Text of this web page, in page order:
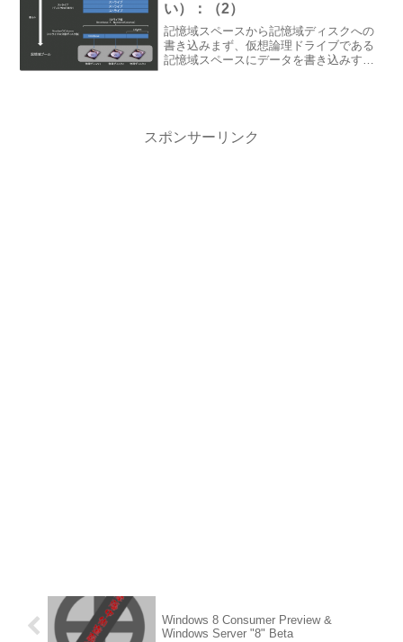
い）：（2）
記憶域スペースから記憶域ディスクへの
書き込みまず、仮想論理ドライブである
記憶域スペースにデータを書き込みする
スポンサーリンク
Windows 8 Consumer Preview &
Windows Server "8" Beta